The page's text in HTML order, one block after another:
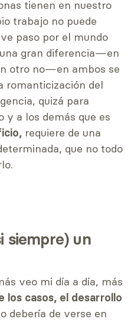
tienen en nuestro
trabajo no puede
paso por el mundo
gran diferencia—en
otro no—en ambos se
romanticización del
quizá para
y a los demás que es
requiere de una
que no todo
siempre) un
veo mi día a día, más
los casos, el desarrollo
debería de verse en